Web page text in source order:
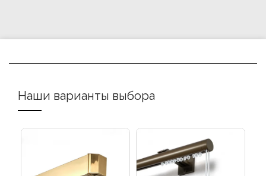
Наши варианты выбора